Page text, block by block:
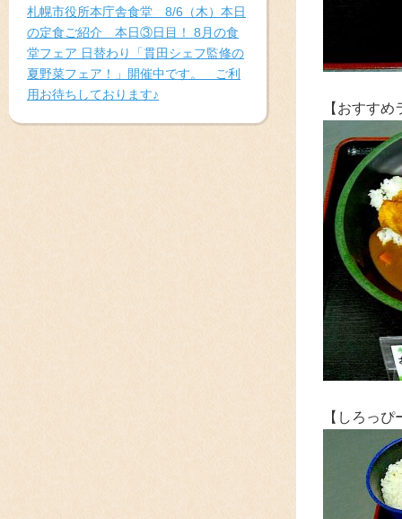
札幌市役所本庁舎食堂 8/6（木）本日
の定食ご紹介 本日③日目！ 8月の食
堂フェア 日替わり「貫田シェフ監修の
夏野菜フェア！」開催中です。 ご利
用お待ちしております♪
【おすす
【しろっ